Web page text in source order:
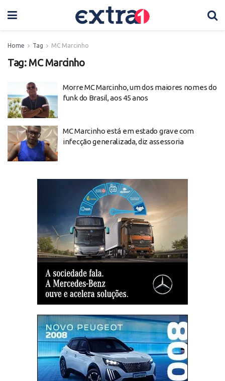
Home Tag MC Marcinho
Tag: MC Marcinho
Morre MC Marcinho, um dos maiores nomes do
funk do Brasil, aos 45 anos
MC Marcinho está em estado grave com
infecção generalizada, diz assessoria